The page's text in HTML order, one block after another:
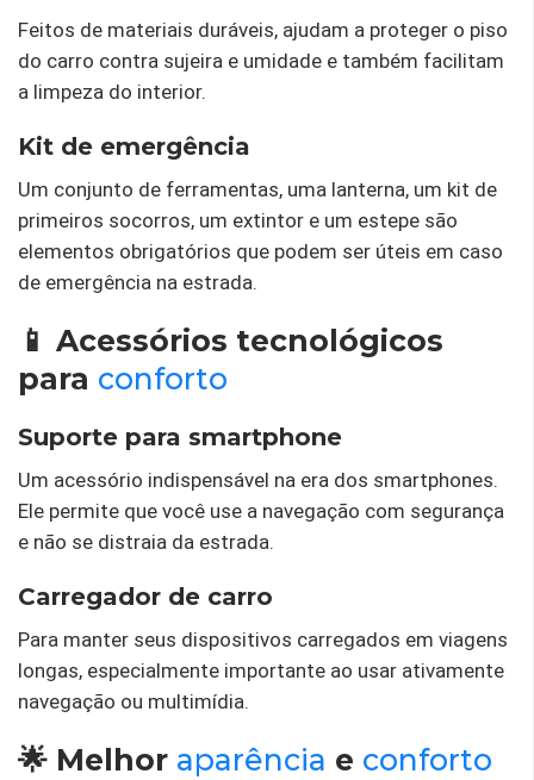
Feitos de materiais duráveis, ajudam a proteger o piso
do carro contra sujeira e umidade e também facilitam
a limpeza do interior.
Kit de emergência
Um conjunto de ferramentas, uma lanterna, um kit de
primeiros socorros, um extintor e um estepe são
elementos obrigatórios que podem ser úteis em caso
de emergência na estrada.
📱 Acessórios tecnológicos
para conforto
Suporte para smartphone
Um acessório indispensável na era dos smartphones.
Ele permite que você use a navegação com segurança
e não se distraia da estrada.
Carregador de carro
Para manter seus dispositivos carregados em viagens
longas, especialmente importante ao usar ativamente
navegação ou multimídia.
🌟 Melhor aparência e conforto